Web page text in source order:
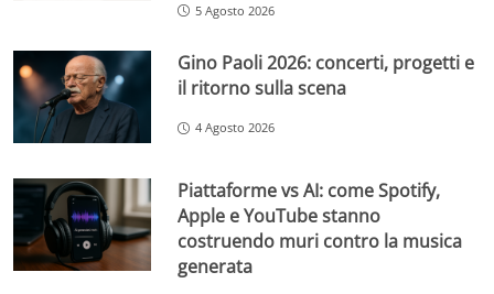
5 Agosto 2026
Gino Paoli 2026: concerti, progetti e
il ritorno sulla scena
4 Agosto 2026
Piattaforme vs AI: come Spotify,
Apple e YouTube stanno
costruendo muri contro la musica
generata